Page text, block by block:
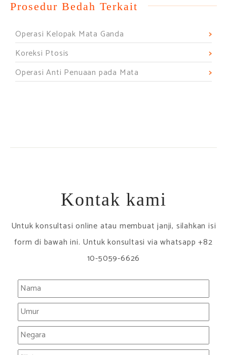
Prosedur Bedah Terkait
Operasi Kelopak Mata Ganda
Koreksi Ptosis
Operasi Anti Penuaan pada Mata
Kontak kami
Untuk konsultasi online atau membuat janji, silahkan isi
form di bawah ini. Untuk konsultasi via whatsapp +82
10-5059-6626